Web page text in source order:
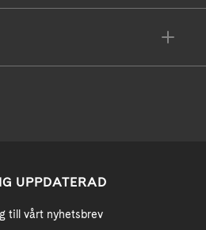
UPPDATERAD
till vårt nyhetsbrev